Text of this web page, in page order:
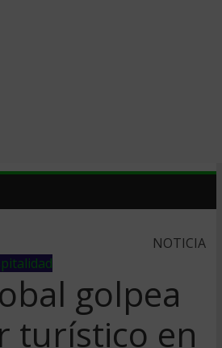
NOTICIA
golpea
turí­stico en